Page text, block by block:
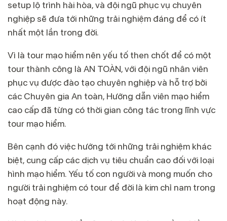
setup lộ trình hài hòa, và đội ngũ phục vụ chuyên
nghiệp sẽ đưa tới những trải nghiệm đáng để có ít
nhất một lần trong đời.
Vì là tour mạo hiểm nên yếu tố then chốt để có một
tour thành công là AN TOÀN, với đội ngũ nhân viên
phục vụ được đào tạo chuyên nghiệp và hỗ trợ bởi
các Chuyên gia An toàn, Hướng dẫn viên mạo hiểm
cao cấp đã từng có thời gian công tác trong lĩnh vực
tour mạo hiểm.
Bên cạnh đó việc hướng tới những trải nghiệm khác
biệt, cung cấp các dịch vụ tiêu chuẩn cao đối với loại
hình mạo hiểm. Yếu tố con người và mong muốn cho
người trải nghiệm có tour để đời là kim chỉ nam trong
hoạt động này.